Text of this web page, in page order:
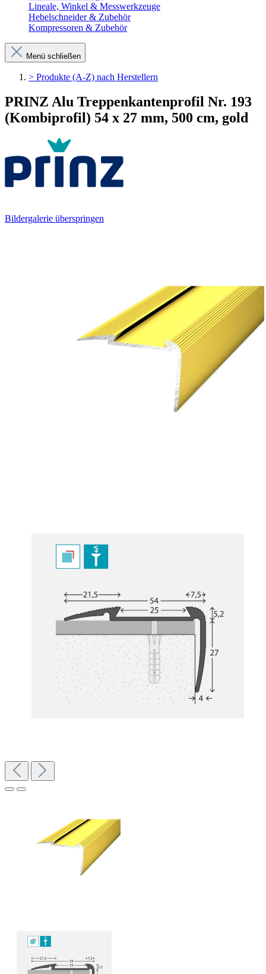
Lineale, Winkel & Messwerkzeuge
Hebelschneider & Zubehör
Kompressoren & Zubehör
Menü schließen
> Produkte (A-Z) nach Herstellern
PRINZ Alu Treppenkantenprofil Nr. 193
(Kombiprofil) 54 x 27 mm, 500 cm, gold
Bildergalerie überspringen